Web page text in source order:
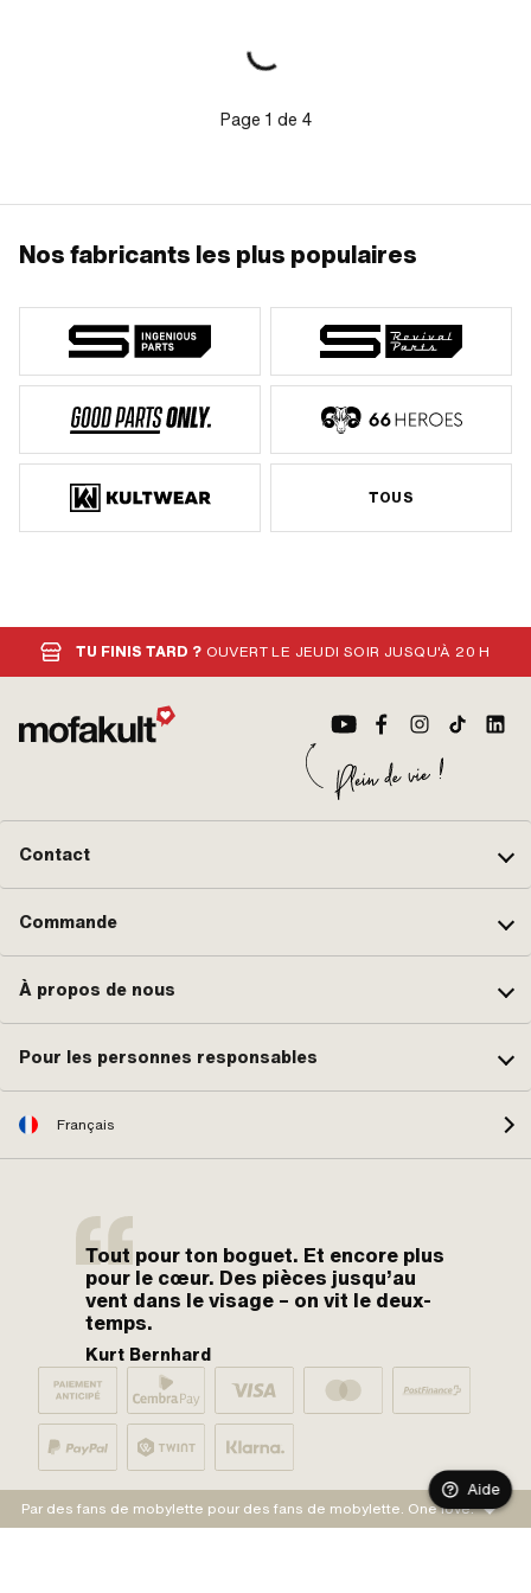
Page 1 de 4
Nos fabricants les plus populaires
TOUS
TU FINIS TARD ? OUVERT LE JEUDI SOIR JUSQU'À 20 H
Contact
Commande
À propos de nous
Pour les personnes responsables
Français
Tout pour ton boguet. Et encore plus
pour le cœur. Des pièces jusqu’au
vent dans le visage – on vit le deux-
temps.
Kurt Bernhard
Par des fans de mobylette pour des fans de mobylette. One love.
Aide